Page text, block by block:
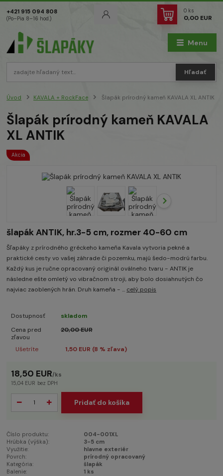
Menu
Hľadať
+421 915 094 808
(Po–Pia 8–16 hod.)
0 ks
0,00 EUR
Úvod KAVALA + RockFace Šlapák prírodný kameň KAVALA XL ANTIK
Šlapák prírodný kameň KAVALA
XL ANTIK
Akcia
šlapák ANTIK, hr.3-5 cm, rozmer 40-60 cm
Šľapáky z prírodného gréckeho kameňa Kavala vytvoria pekné a
praktické cesty vo vašej záhrade či pozemku, majú šedo-modrú farbu.
Každý kus je ručne opracovaný originál oválneho tvaru - ANTIK je
následne ešte omletý vo vibračnom stroji, aby bolo dosiahnutých čo
najviac zaoblených hrán. Druh kameňa - ... celý popis
Dostupnosť
skladom
Cena pred
zľavou
20,00 EUR
Ušetríte 1,50 EUR (8 % zľava)
18,50 EUR/ks
15,04 EUR bez DPH
Pridať do košíka
Číslo produktu:
004-001XL
Hrúbka (výška):
3-5 cm
Využitie:
hlavne exteriér
Povrch:
prírodný opracovaný
Kategória:
šlapák
Balenie:
1 ks